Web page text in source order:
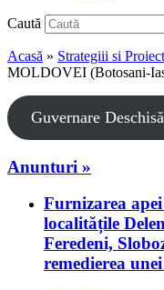
Caută
Acasă » Strategiii si
MOLDOVEI (Botosani-
Guvernare Deschisă
Anunturi »
Furnizarea
localitățile
Feredeni,
remedierea